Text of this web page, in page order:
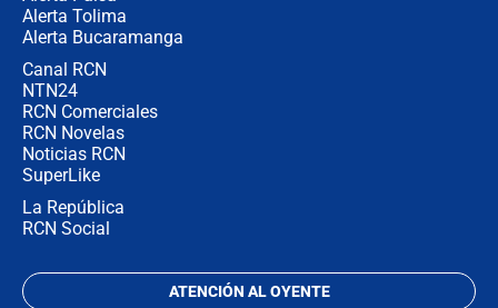
Alerta Tolima
Alerta Bucaramanga
Canal RCN
NTN24
RCN Comerciales
RCN Novelas
Noticias RCN
SuperLike
La República
RCN Social
ATENCIÓN AL OYENTE